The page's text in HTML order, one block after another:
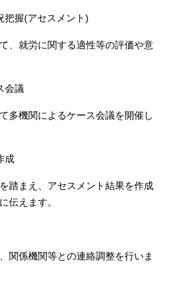
把握(アセスメント)
、就労に関する適性等の評価や意
会議
多機関によるケース会議を開催し
成
踏まえ、アセスメント結果を作成
伝えます。
関係機関等との連絡調整を行いま